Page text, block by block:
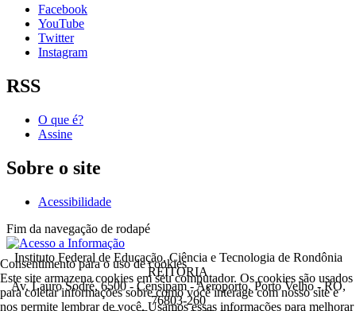
Facebook
YouTube
Twitter
Instagram
RSS
O que é?
Assine
Sobre o site
Acessibilidade
Fim da navegação de rodapé
Instituto Federal de Educação, Ciência e Tecnologia de Rondônia
REITORIA
Av. Lauro Sodré, 6500 - Censipam - Aeroporto, Porto Velho - RO,
76803-260
Consentimento para o uso de cookies
Este site armazena cookies em seu computador. Os cookies são usados
para coletar informações sobre como você interage com nosso site e
nos permite lembrar de você. Usamos essas informações para melhorar